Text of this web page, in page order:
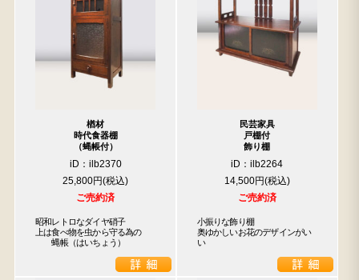
楢材
時代食器棚
（蝿帳付）
iD：ilb2370
25,800円
ご売約済
昭和レトロなダイヤ硝子
上は食べ物を虫から守る為の
蝿帳（はいちょう）
民芸家具
戸棚付
飾り棚
iD：ilb2264
14,500円
ご売約済
小振りな飾り棚
奥ゆかしいお花のデザインがい
い